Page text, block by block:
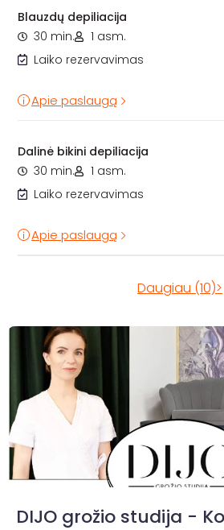
Blauzdų depiliacija
30 min.
1 asm.
Laiko rezervavimas
Apie paslaugą
Dalinė bikini depiliacija
30 min.
1 asm.
Laiko rezervavimas
Apie paslaugą
Daugiau (10)>
DIJO grožio studija -